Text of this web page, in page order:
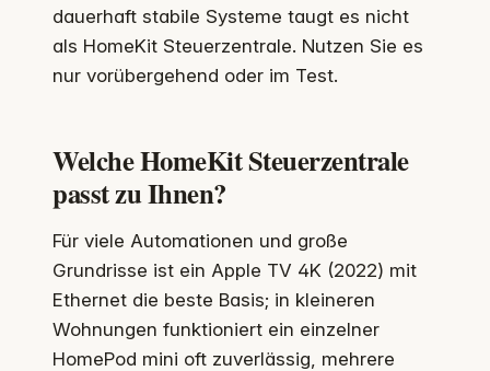
dauerhaft stabile Systeme taugt es nicht
als HomeKit Steuerzentrale. Nutzen Sie es
nur vorübergehend oder im Test.
Welche HomeKit Steuerzentrale
passt zu Ihnen?
Für viele Automationen und große
Grundrisse ist ein Apple TV 4K (2022) mit
Ethernet die beste Basis; in kleineren
Wohnungen funktioniert ein einzelner
HomePod mini oft zuverlässig, mehrere